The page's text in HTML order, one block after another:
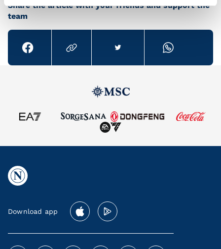
Share the article with your friends and support the
team
Download app